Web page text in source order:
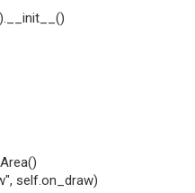
). __init__ ()
()
, self.on_draw)